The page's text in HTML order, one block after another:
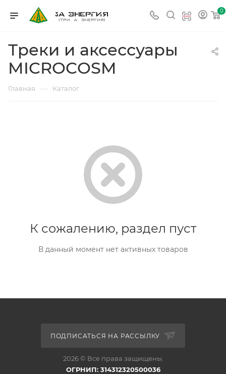
0
Треки и аксессуары
MICROCOSM
Главная — Каталог
К сожалению, раздел пуст
В данный момент нет активных товаров
ПОДПИСАТЬСЯ НА РАССЫЛКУ
2026 © Все права защищены.
ОГРНИП: 314312320500036